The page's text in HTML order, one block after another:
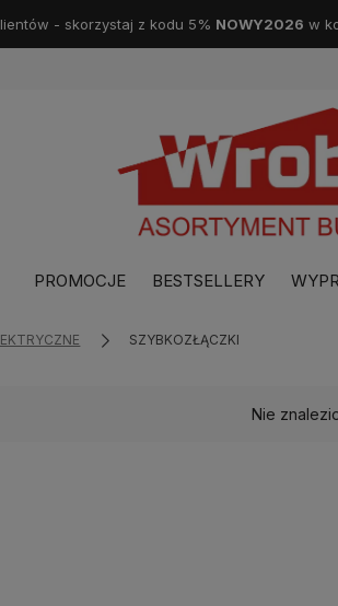
- skorzystaj z kodu 5% NOWY2026 w
PROMOCJE BESTSELLERY
SZYBKOZŁĄCZKI
Nie